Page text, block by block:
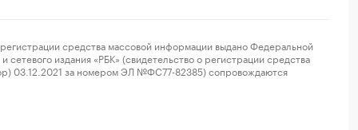
средства массовой информации выдано Федеральной
издания «РБК» (свидетельство о регистрации средства
03.12.2021 за номером ЭЛ №ФС77-82385) сопровождаются